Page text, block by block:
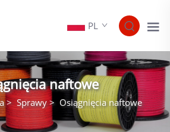
PL
naftowe
>Sprawy> Osiągnięcia naftowe